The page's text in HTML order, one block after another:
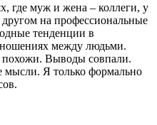
где муж и жена – коллеги, у
другом на профессиональные
тенденции в
между людьми.
Выводы совпали.
Я только формально